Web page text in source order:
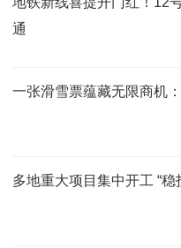
通
一张滑雪票蕴藏无限商机
多地重大项目集中开工 “稳